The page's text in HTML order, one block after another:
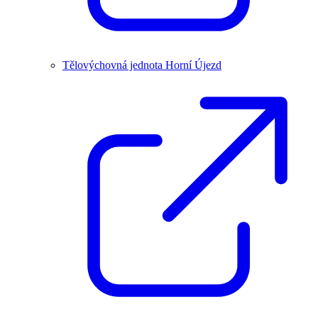
Tělovýchovná jednota Horní Újezd